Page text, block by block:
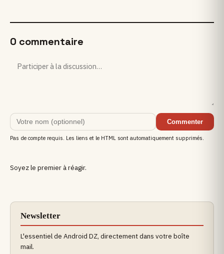
0 commentaire
Commenter
Pas de compte requis. Les liens et le HTML sont automatiquement supprimés.
Soyez le premier à réagir.
Newsletter
L'essentiel de Android DZ, directement dans votre boîte
mail.